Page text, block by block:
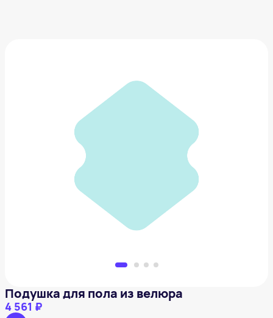
Подушка для пола из велюра
Подушка для пола из велюра
4 561 ₽